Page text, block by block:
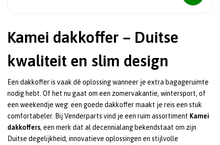
Kamei dakkoffer – Duitse
kwaliteit en slim design
Een dakkoffer is vaak dé oplossing wanneer je extra bagageruimte
nodig hebt. Of het nu gaat om een zomervakantie, wintersport, of
een weekendje weg: een goede dakkoffer maakt je reis een stuk
comfortabeler. Bij Venderparts vind je een ruim assortiment Kamei
dakkoffers, een merk dat al decennialang bekendstaat om zijn
Duitse degelijkheid, innovatieve oplossingen en stijlvolle